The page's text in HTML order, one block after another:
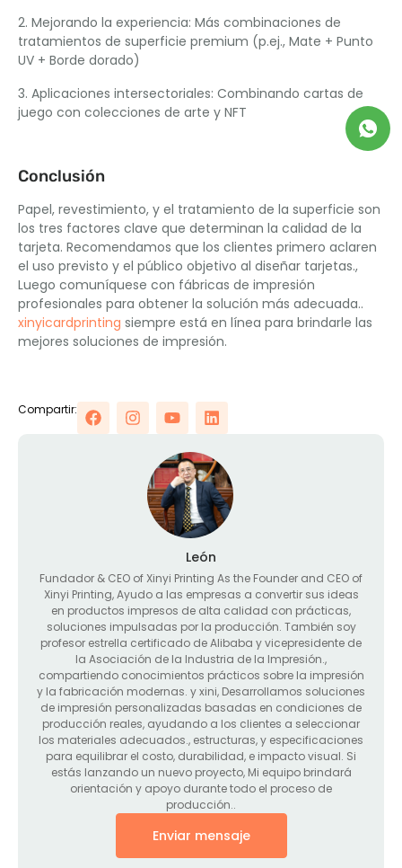
2. Mejorando la experiencia: Más combinaciones de
tratamientos de superficie premium (p.ej., Mate + Punto
UV + Borde dorado)
3. Aplicaciones intersectoriales: Combinando cartas de
juego con colecciones de arte y NFT
Conclusión
Papel, revestimiento, y el tratamiento de la superficie son
los tres factores clave que determinan la calidad de la
tarjeta. Recomendamos que los clientes primero aclaren
el uso previsto y el público objetivo al diseñar tarjetas.,
Luego comuníquese con fábricas de impresión
profesionales para obtener la solución más adecuada..
xinyicardprinting siempre está en línea para brindarle las
mejores soluciones de impresión.
Compartir:
León
Fundador & CEO of Xinyi Printing As the Founder and CEO of
Xinyi Printing, Ayudo a las empresas a convertir sus ideas
en productos impresos de alta calidad con prácticas,
soluciones impulsadas por la producción. También soy
profesor estrella certificado de Alibaba y vicepresidente de
la Asociación de la Industria de la Impresión.,
compartiendo conocimientos prácticos sobre la impresión
y la fabricación modernas. y xini, Desarrollamos soluciones
de impresión personalizadas basadas en condiciones de
producción reales, ayudando a los clientes a seleccionar
los materiales adecuados., estructuras, y especificaciones
para equilibrar el costo, durabilidad, e impacto visual. Si
estás lanzando un nuevo proyecto, Mi equipo brindará
orientación y apoyo durante todo el proceso de
producción..
Enviar mensaje